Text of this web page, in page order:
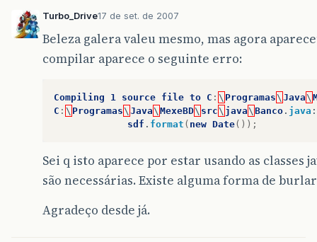
Turbo_Drive17 de set. de 2007
Beleza galera valeu mesmo, mas agora
compilar aparece o seguinte erro:
Compiling 1 source file to C : \ Programas\ Java\
C : \ Programas\ Java\ MexeBD\ src\ java\ Banco . java :
sdf . format ( new Date());
Sei q isto aparece por estar usando as classes
são necessárias. Existe alguma forma de
Agradeço desde já.